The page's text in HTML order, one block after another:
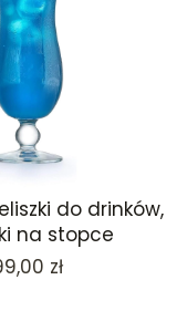
do drinków,
na stopce
zł